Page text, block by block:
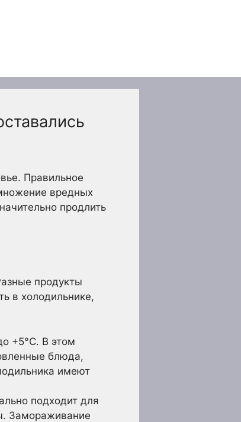
Правильное
вредных
продлить
продукты
в холодильнике,
+5°C. В этом
блюда,
имеют
подходит для
Замораживание